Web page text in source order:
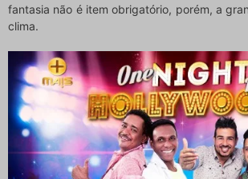
fantasia não é item obrigatório, porém, a
clima.